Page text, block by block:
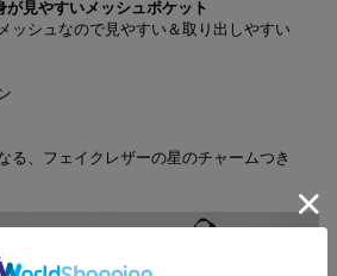
が見やすいメッシュポケット
ッシュなので見やすい＆取り出しやすい
る、フェイクレザーの星のチャームつき